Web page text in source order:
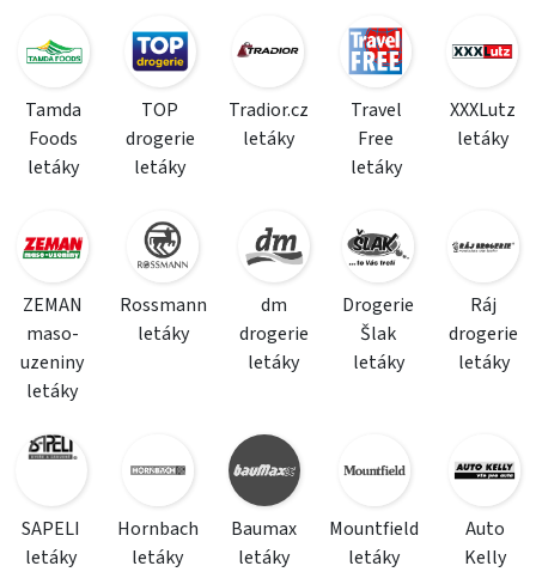
Tamda
Foods
letáky
TOP
drogerie
letáky
Tradior.cz
letáky
Travel
Free
letáky
XXXLutz
letáky
ZEMAN
maso-
uzeniny
letáky
Rossmann
letáky
dm
drogerie
letáky
Drogerie
Šlak
letáky
Ráj
drogerie
letáky
SAPELI
letáky
Hornbach
letáky
Baumax
letáky
Mountfield
letáky
Auto
Kelly